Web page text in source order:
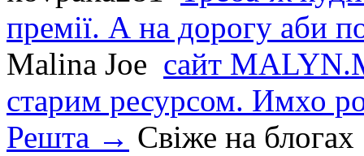
премії. А на дорогу аби
Malina Joe сайт
старим ресурсом. Имхо
Решта → Свіже на блогах